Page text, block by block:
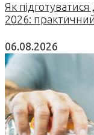
Як
2026:
06.08.2026